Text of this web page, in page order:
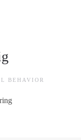
BEHAVIOR